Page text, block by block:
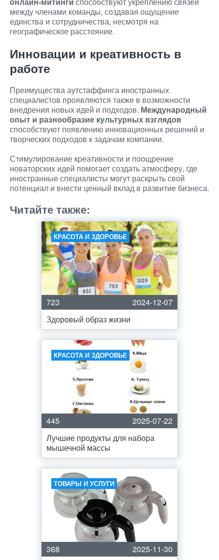
между членами команды, создавая ощущение
единства и сотрудничества, несмотря на
географическое расстояние.
Инновации и креативность в
работе
Преимущества аутстаффинга иностранных
специалистов проявляются также в возможности
внедрения новых идей и подходов. Международный
опыт и разнообразие культурных взглядов
способствуют появлению инновационных решений и
творческих подходов к задачам компании.
Стимулирование креативности и поощрение
новаторских идей помогает создать атмосферу, где
иностранные специалисты могут раскрыть свой
потенциал и внести ценный вклад в развитие бизнеса.
Читайте также:
КРАСОТА И ЗДОРОВЬЕ
723
2024-12-07
Здоровый образ жизни
КРАСОТА И ЗДОРОВЬЕ
445
2025-07-22
Лучшие продукты для набора
мышечной массы
ТОВАРЫ И УСЛУГИ
368
2025-11-30